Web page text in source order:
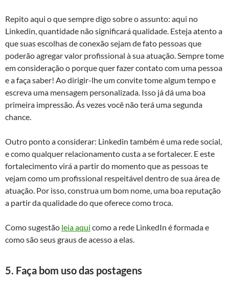
Repito aqui o que sempre digo sobre o assunto: aqui no
Linkedin, quantidade não significará qualidade. Esteja atento a
que suas escolhas de conexão sejam de fato pessoas que
poderão agregar valor profissional à sua atuação. Sempre tome
em consideração o porque quer fazer contato com uma pessoa
e a faça saber! Ao dirigir-lhe um convite tome algum tempo e
escreva uma mensagem personalizada. Isso já dá uma boa
primeira impressão. Ás vezes você não terá uma segunda
chance.
Outro ponto a considerar: Linkedin também é uma rede social,
e como qualquer relacionamento custa a se fortalecer. E este
fortalecimento virá a partir do momento que as pessoas te
vejam como um profissional respeitável dentro de sua área de
atuação. Por isso, construa um bom nome, uma boa reputação
a partir da qualidade do que oferece como troca.
Como sugestão leia aqui como a rede LinkedIn é formada e
como são seus graus de acesso a elas.
5. Faça bom uso das postagens